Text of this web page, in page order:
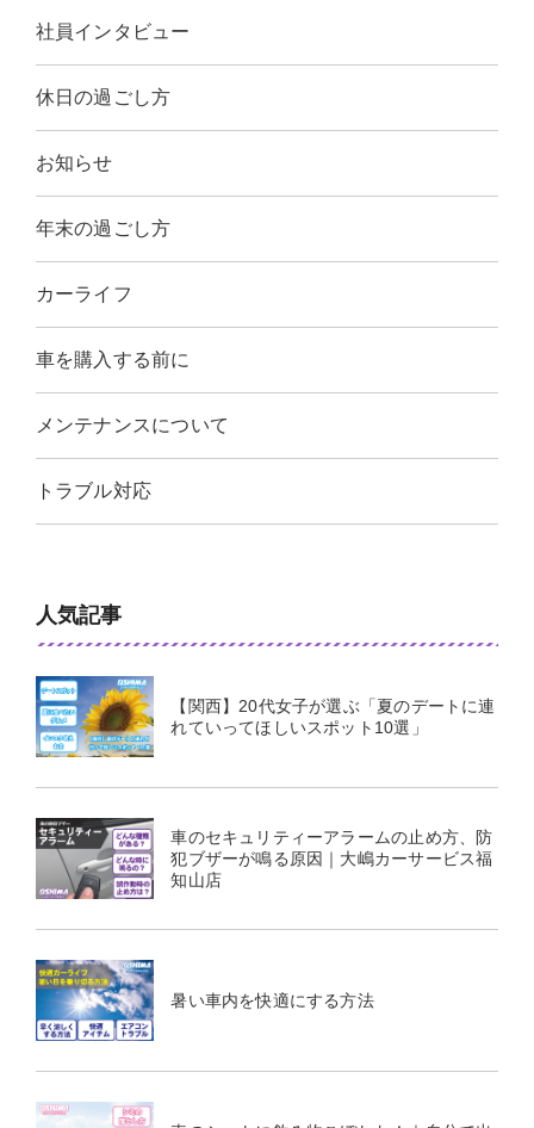
社員インタビュー
休日の過ごし方
お知らせ
年末の過ごし方
カーライフ
車を購入する前に
メンテナンスについて
トラブル対応
人気記事
【関西】20代女子が選ぶ「夏のデートに連
れていってほしいスポット10選」
車のセキュリティーアラームの止め方、防
犯ブザーが鳴る原因｜大嶋カーサービス福
知山店
暑い車内を快適にする方法